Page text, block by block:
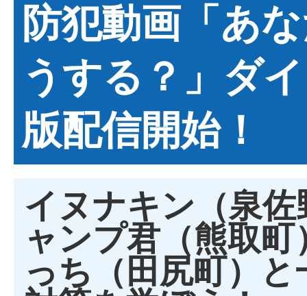
防犯動画「あ
うする？」ダ
版配信開始！
イヌナキン（泉佐
ャンプ君（熊取
っち（田尻町）と